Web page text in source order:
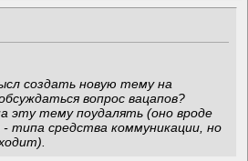
создать новую тему на
вопрос вацапов?
эту тему поудалять (оно вроде
типа средства коммуникации, но